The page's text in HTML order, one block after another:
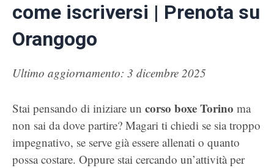
come iscriversi | Prenota su
Orangogo
Ultimo aggiornamento: 3 dicembre 2025
Stai pensando di iniziare un corso boxe Torino ma
non sai da dove partire? Magari ti chiedi se sia troppo
impegnativo, se serve già essere allenati o quanto
possa costare. Oppure stai cercando un’attività per